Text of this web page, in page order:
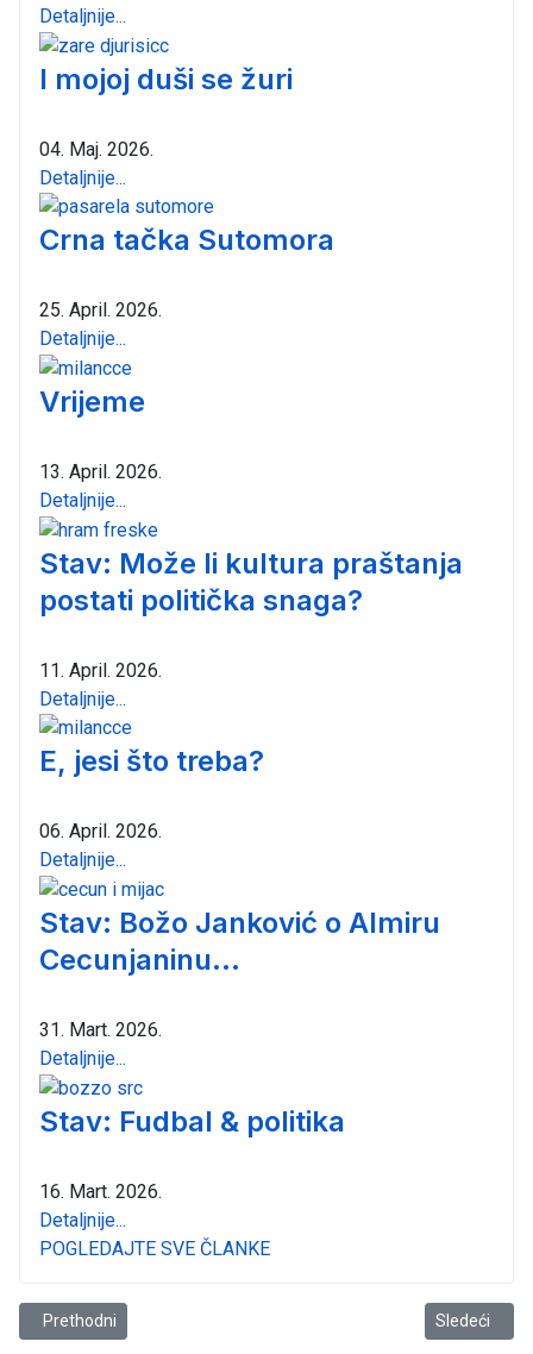
Detaljnije...
I mojoj duši se žuri
04. Maj. 2026.
Detaljnije...
Crna tačka Sutomora
25. April. 2026.
Detaljnije...
Vrijeme
13. April. 2026.
Detaljnije...
Stav: Može li kultura praštanja
postati politička snaga?
11. April. 2026.
Detaljnije...
E, jesi što treba?
06. April. 2026.
Detaljnije...
Stav: Božo Janković o Almiru
Cecunjaninu...
31. Mart. 2026.
Detaljnije...
Stav: Fudbal & politika
16. Mart. 2026.
Detaljnije...
POGLEDAJTE SVE ČLANKE
Prethodni članak: Monteput, Opština Bar & Djedovina
Prethodni Sledeći
Sledeći